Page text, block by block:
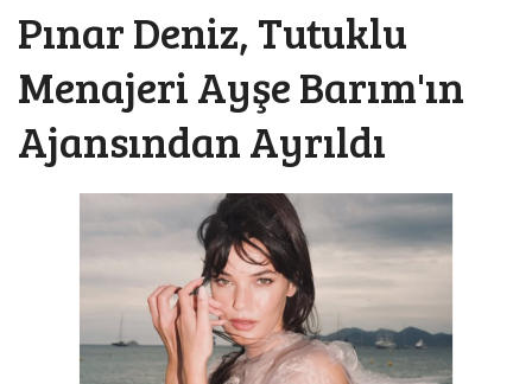
Pınar Deniz, Tutuklu
Menajeri Ayşe Barım'ın
Ajansından Ayrıldı